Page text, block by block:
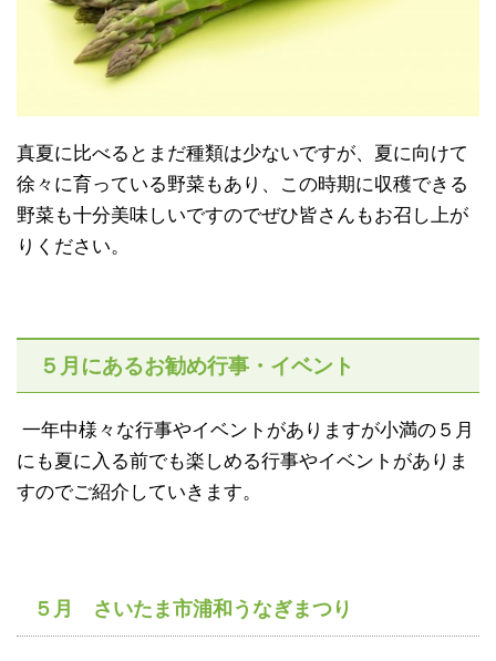
真夏に比べるとまだ種類は少ないですが、夏に向けて
徐々に育っている野菜もあり、この時期に収穫できる
野菜も十分美味しいですのでぜひ皆さんもお召し上が
りください。
５月にあるお勧め行事・イベント
一年中様々な行事やイベントがありますが小満の５月
にも夏に入る前でも楽しめる行事やイベントがありま
すのでご紹介していきます。
５月 さいたま市浦和うなぎまつり